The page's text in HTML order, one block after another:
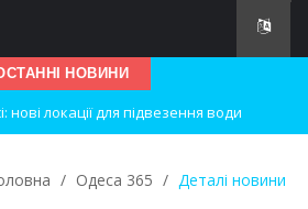
НОВИНИ
локації для підвезення води
наслідки вибухів
на міжнародному турнірі
/ Одеса 365 / Деталі новини